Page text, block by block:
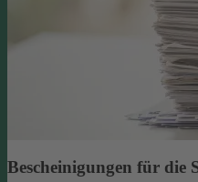
Bescheinigungen für die